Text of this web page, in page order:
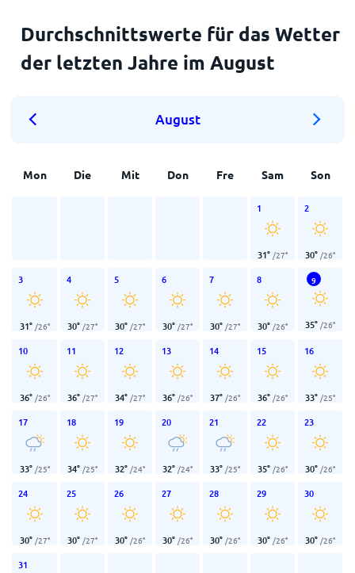
Durchschnittswerte für das Wetter
der letzten Jahre im August
August
Mon Die Mit Don Fre Sam Son
1
31° /27°
2
30° /26°
3
31° /26°
4
30° /27°
5
30° /27°
6
30° /27°
7
30° /27°
8
30° /26°
9
35° /26°
10
36° /26°
11
36° /27°
12
34° /27°
13
36° /26°
14
37° /26°
15
36° /26°
16
33° /25°
17
33° /25°
18
34° /25°
19
32° /24°
20
32° /24°
21
33° /25°
22
35° /26°
23
30° /26°
24
30° /27°
25
30° /27°
26
30° /26°
27
30° /26°
28
30° /26°
29
30° /26°
30
30° /26°
31